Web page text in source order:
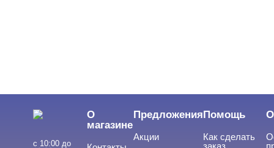
с 10:00 до
О
магазине
Предложения
Акции
Помощь
Как сделать
заказ